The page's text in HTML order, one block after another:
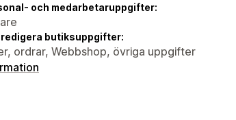
och medarbetaruppgifter:
butiksuppgifter:
ordrar, Webbshop, övriga uppgifter